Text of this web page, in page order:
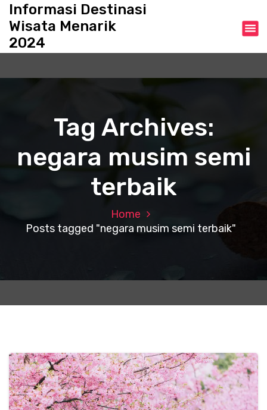
Informasi Destinasi
Wisata Menarik
2024
Tag Archives:
negara musim semi
terbaik
Home
Posts tagged "negara musim semi terbaik"